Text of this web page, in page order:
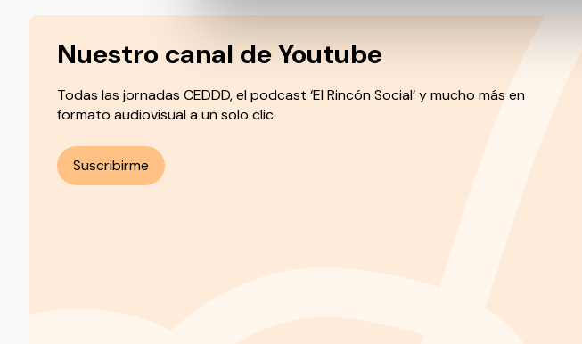
Nuestro canal de Youtube
Todas las jornadas CEDDD, el podcast ‘El Rincón Social’ y mucho más en
formato audiovisual a un solo clic.
Suscribirme